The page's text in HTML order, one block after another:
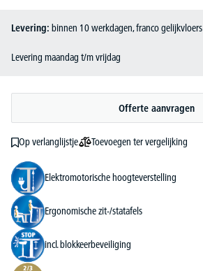
Levering: binnen 10 werkdagen, franco gelijkvloers
Levering maandag t/m vrijdag
Offerte aanvragen
Op verlanglijstje Toevoegen ter vergelijking
Elektromotorische hoogteverstelling
Ergonomische zit-/statafels
incl. blokkeerbeveiliging